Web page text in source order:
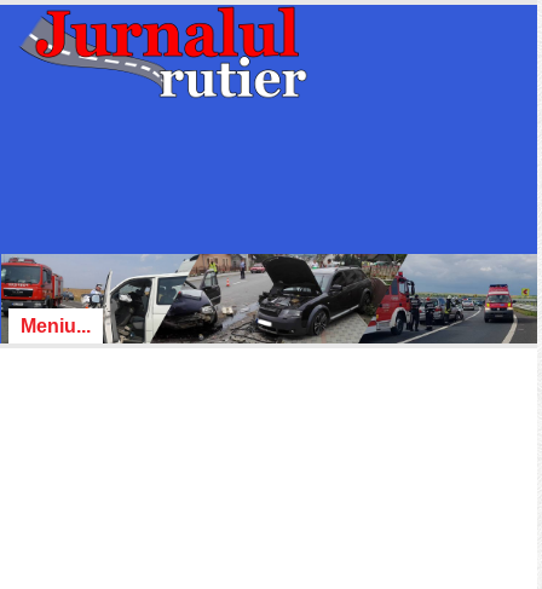
Meniu...